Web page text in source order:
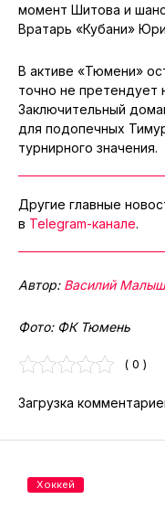
момент Шитова и
Вратарь «Кубани»
В активе «Тюмени»
точно не претендует
Заключительный
для подопечных
турнирного значения.
Другие главные
в Telegram-канале.
Автор: Василий
Фото: ФК Тюмень
( 0 )
Загрузка
Хоккей